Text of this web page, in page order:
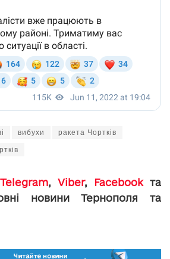
вибухи ракета Чортків
Telegram, Viber, Facebookта
новини Тернополя та